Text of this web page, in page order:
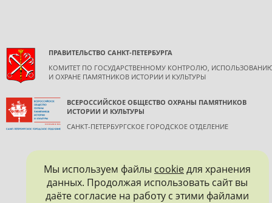
ПРАВИТЕЛЬСТВО САНКТ-ПЕТЕРБУРГА
КОМИТЕТ ПО ГОСУДАРСТВЕННОМУ КОНТРОЛЮ,
И ОХРАНЕ ПАМЯТНИКОВ ИСТОРИИ И КУЛЬТУРЫ
ВСЕРОССИЙСКОЕ ОБЩЕСТВО ОХРАНЫ ПАМЯТНИКОВ
ИСТОРИИ И КУЛЬТУРЫ
САНКТ-ПЕТЕРБУРГСКОЕ ГОРОДСКОЕ ОТДЕЛЕНИЕ
Мы используем файлы cookieдля хранения
данных. Продолжая использовать сайт вы
даёте согласие на работу с этими файлами